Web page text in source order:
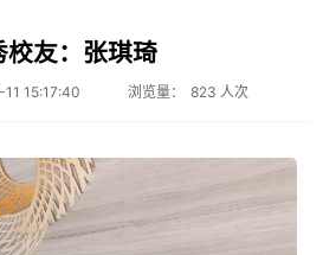
校友：张琪琦
15:17:40 浏览量： 823 人次